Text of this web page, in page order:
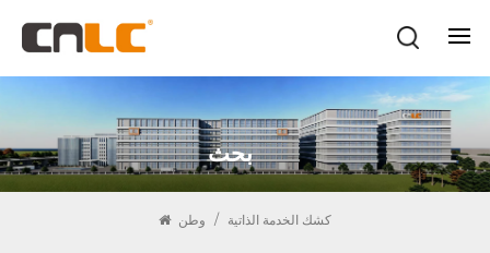
بحث
وطن / كشك الخدمة الذاتية